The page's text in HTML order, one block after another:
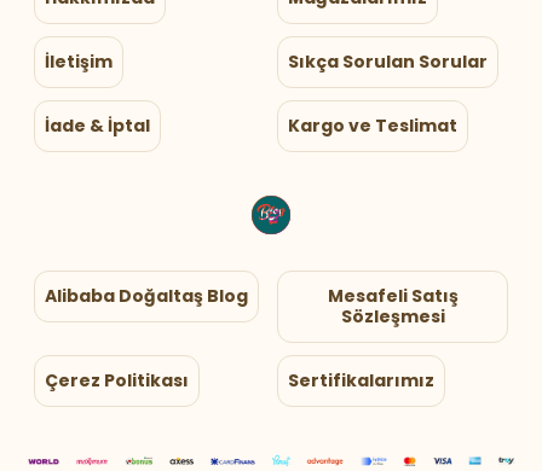
İletişim Sıkça Sorulan Sorular
İade & İptal Kargo ve Teslimat
Alibaba Doğaltaş Blog
Mesafeli Satış
Sözleşmesi
Çerez Politikası Sertifikalarımız